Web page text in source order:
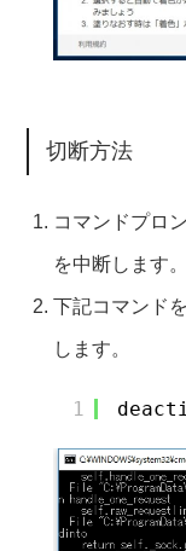
切断方法
コマンドプロ
を中断します。
下記コマンド
します。
1